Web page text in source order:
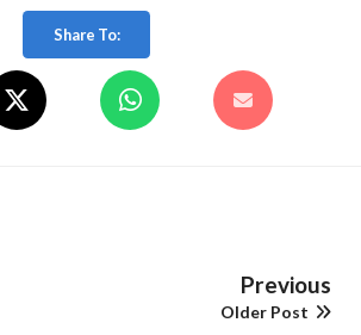
Share To:
Previous
Older Post